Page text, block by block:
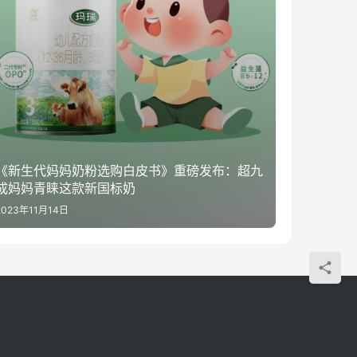
新生代妈妈奶粉选购白皮书》重磅发布：超九
妈妈青睐这款新国标奶
年11月14日